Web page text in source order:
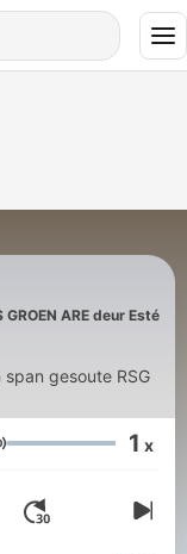
GROEN ARE deur Esté
gesoute RSG
Volumen 1 x